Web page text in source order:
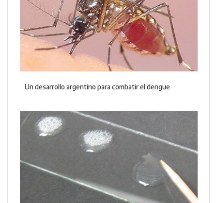
Un desarrollo argentino para combatir el dengue